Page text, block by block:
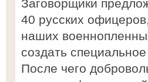
Заговорщики
40 русских
наших
создать
После чего